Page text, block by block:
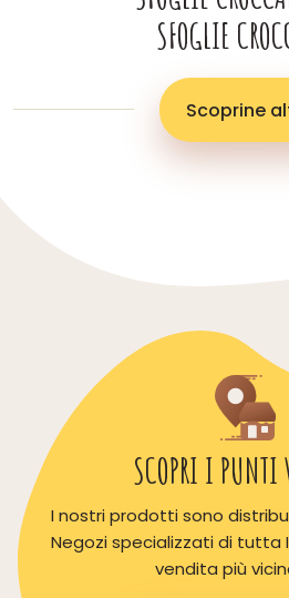
SFOGLIE
Scoprine
SCOPRI I PUNTI
I nostri prodotti sono
Negozi specializzati di tutta
vendita più